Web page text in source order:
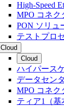
High-Speed
MPO コネク
PON ソリュ
テストプロ
Cloud
Cloud
ハイパース
データセン
MPO コネク
ティア1（